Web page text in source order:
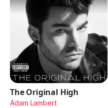
The Original High
Adam Lambert